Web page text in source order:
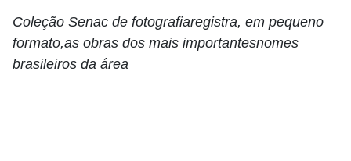
Coleção Senac de fotografiaregistra, em pequeno
formato,as obras dos mais importantesnomes
brasileiros da área